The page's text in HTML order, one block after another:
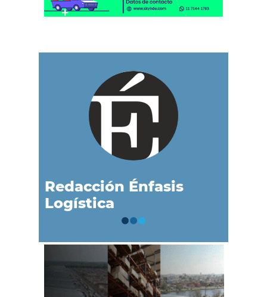
Redacción Énfasis
Logística